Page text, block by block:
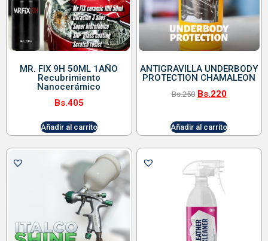
MR. FIX 9H 50ML 1AÑO
Recubrimiento
Nanocerámico
Bs.405
Añadir al carrito
ANTIGRAVILLA UNDERBODY
PROTECTION CHAMALEON
Bs.250 Bs.220
Añadir al carrito